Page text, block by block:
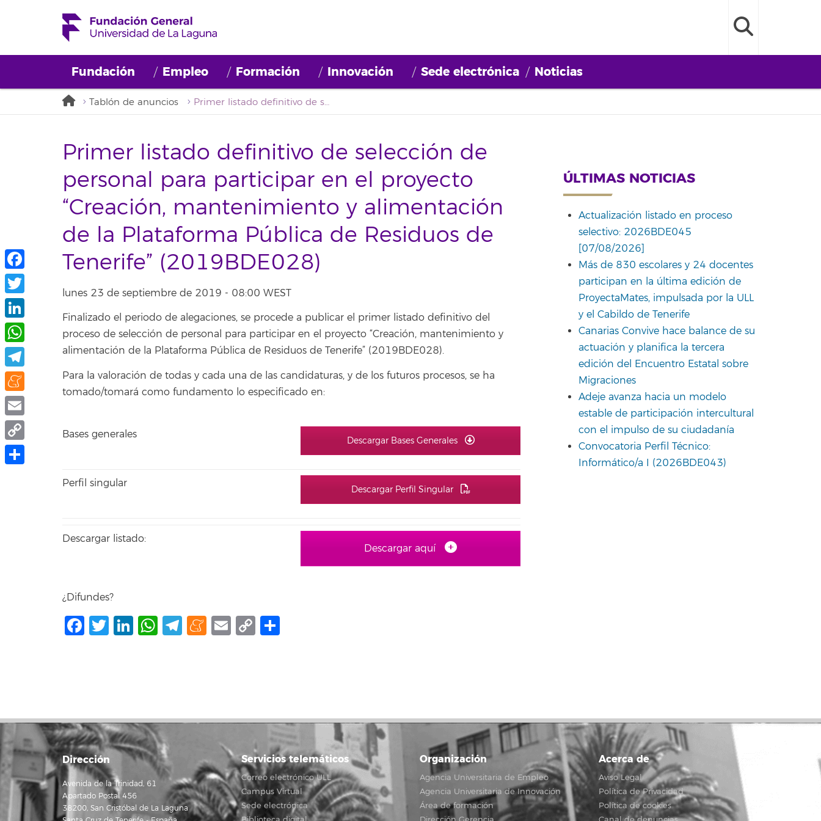
Fundación Empleo Formación Innovación Sede electrónica Noticias
Tablón de anuncios Primer listado definitivo de selección de personal para participar en el proyecto “Creación, mantenimiento y alimentación de la Plataforma Pública de Residuos de Tenerife” (2019BDE028)
Primer listado definitivo de selección de
personal para participar en el proyecto
“Creación, mantenimiento y alimentación
de la Plataforma Pública de Residuos de
Tenerife” (2019BDE028)
lunes 23 de septiembre de 2019 - 08:00 WEST
Finalizado el periodo de alegaciones, se procede a publicar el primer listado definitivo del
proceso de selección de personal para participar en el proyecto “Creación, mantenimiento y
alimentación de la Plataforma Pública de Residuos de Tenerife” (2019BDE028).
Para la valoración de todas y cada una de las candidaturas, y de los futuros procesos, se ha
tomado/tomará como fundamento lo especificado en:
Bases generales
Descargar Bases Generales
Perfil singular
Descargar Perfil Singular
Descargar listado:
Descargar aquí
¿Difundes?
Facebook
Twitter
LinkedIn
WhatsApp
Telegram
Meneame
Email
Copy
ÚLTIMAS NOTICIAS
Actualización listado en proceso
selectivo: 2026BDE045
[07/08/2026]
Más de 830 escolares y 24 docentes
participan en la última edición de
ProyectaMates, impulsada por la ULL
y el Cabildo de Tenerife
Canarias Convive hace balance de su
actuación y planifica la tercera
edición del Encuentro Estatal sobre
Migraciones
Adeje avanza hacia un modelo
estable de participación intercultural
con el impulso de su ciudadanía
Convocatoria Perfil Técnico:
Informático/a I (2026BDE043)
Dirección
Avenida de la Trinidad, 61
Apartado Postal 456
38200, San Cristóbal de La Laguna
Servicios telemáticos
Correo electrónico ULL
Campus Virtual
Sede electrónica
Organización
Agencia Universitaria de Empleo
Agencia Universitaria de Innovación
Área de formación
Acerca de
Aviso Legal
Política de Privacidad
Política de cookies
Facebook
Twitter
LinkedIn
WhatsApp
Telegram
Meneame
Email
Copy